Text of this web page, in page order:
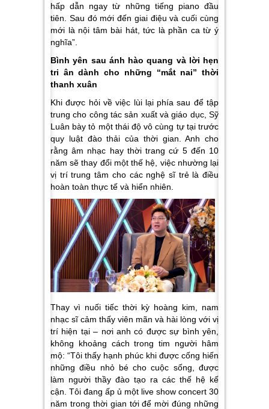
hấp dẫn ngay từ những tiếng piano đầu
tiên. Sau đó mới đến giai điệu và cuối cùng
mới là nội tâm bài hát, tức là phần ca từ ý
nghĩa”.
Bình yên sau ánh hào quang và lời hẹn
tri ân dành cho những “mắt nai” thời
thanh xuân
Khi được hỏi về việc lùi lại phía sau để tập
trung cho công tác sản xuất và giáo dục, Sỹ
Luân bày tỏ một thái độ vô cùng tự tại trước
quy luật đào thải của thời gian. Anh cho
rằng âm nhạc hay thời trang cứ 5 đến 10
năm sẽ thay đổi một thế hệ, việc nhường lại
vị trí trung tâm cho các nghệ sĩ trẻ là điều
hoàn toàn thực tế và hiển nhiên.
Thay vì nuối tiếc thời kỳ hoàng kim, nam
nhạc sĩ cảm thấy viên mãn và hài lòng với vị
trí hiện tại – nơi anh có được sự bình yên,
không khoảng cách trong tim người hâm
mộ: “Tôi thấy hạnh phúc khi được cống hiến
những điều nhỏ bé cho cuộc sống, được
làm người thầy đào tạo ra các thế hệ kế
cận. Tôi đang ấp ủ một live show concert 30
năm trong thời gian tới để mời đúng những